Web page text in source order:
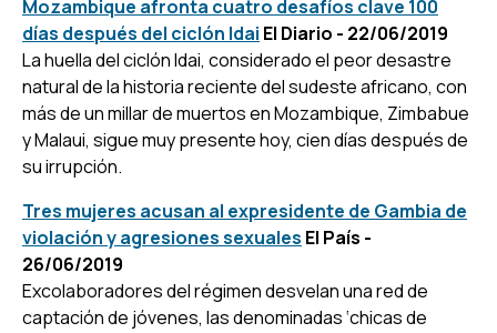
Mozambique afronta cuatro desafíos clave 100
días después del ciclón Idai El Diario - 22/06/2019
La huella del ciclón Idai, considerado el peor desastre
natural de la historia reciente del sudeste africano, con
más de un millar de muertos en Mozambique, Zimbabue
y Malaui, sigue muy presente hoy, cien días después de
su irrupción.
Tres mujeres acusan al expresidente de Gambia de
violación y agresiones sexuales El País -
26/06/2019
Excolaboradores del régimen desvelan una red de
captación de jóvenes, las denominadas ‘chicas de